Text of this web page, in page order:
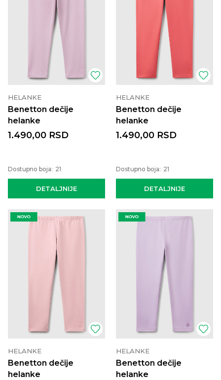
HELANKE
Benetton dečije
helanke
DETALJNIJE
1.490,00 RSD
Dostupno boja: 21
HELANKE
Benetton dečije
helanke
DETALJNIJE
1.490,00 RSD
Dostupno boja: 21
HELANKE
Benetton dečije
helanke
HELANKE
Benetton dečije
helanke